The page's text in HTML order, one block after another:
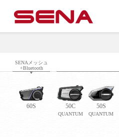
SENAメッシュ
+Bluetooth
60S 50C
QUANTUM
50S
QUANTUM